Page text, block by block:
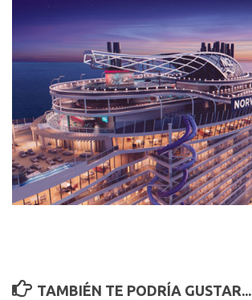
TAMBIÉN TE PODRÍA GUSTAR...